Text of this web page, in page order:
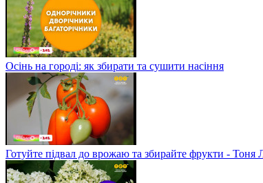
Осінь на городі: як збирати та сушити насіння
Готуйте підвал до врожаю та збирайте фрукти - Тоня